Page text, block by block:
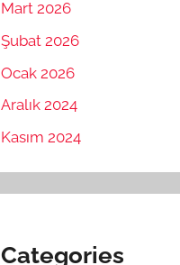
Mart 2026
Şubat 2026
Ocak 2026
Aralık 2024
Kasım 2024
Categories